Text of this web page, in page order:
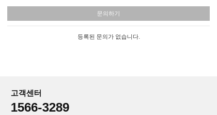
문의하기
등록된 문의가 없습니다.
고객센터
1566-3289